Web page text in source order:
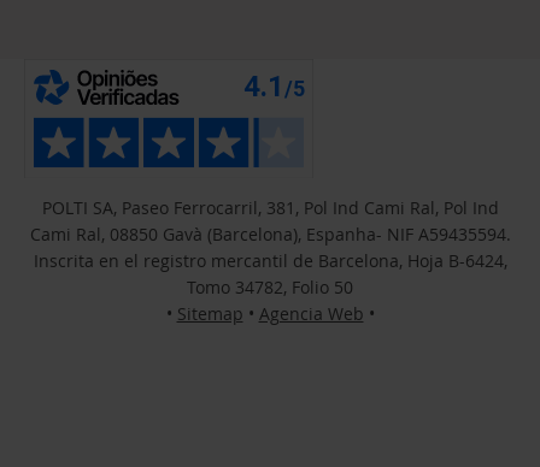
POLTI SA, Paseo Ferrocarril, 381, Pol Ind Cami Ral, Pol Ind
Cami Ral, 08850 Gavà (Barcelona), Espanha- NIF A59435594.
Inscrita en el registro mercantil de Barcelona, Hoja B-6424,
Tomo 34782, Folio 50
• Sitemap • Agencia Web •